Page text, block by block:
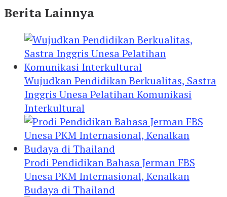
Berita Lainnya
Wujudkan Pendidikan Berkualitas, Sastra
Inggris Unesa Pelatihan Komunikasi
Interkultural
Prodi Pendidikan Bahasa Jerman FBS
Unesa PKM Internasional, Kenalkan
Budaya di Thailand